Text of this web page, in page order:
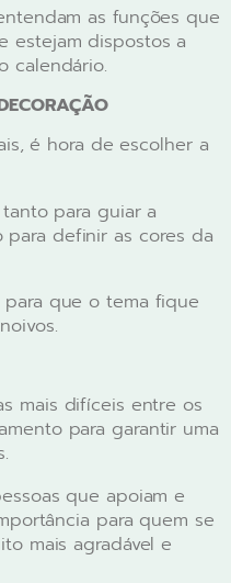
as funções que
estejam dispostos a
calendário.
é hora de escolher a
para guiar a
para definir as cores da
que o tema fique
mais difíceis entre os
para garantir uma
que apoiam e
para quem se
mais agradável e